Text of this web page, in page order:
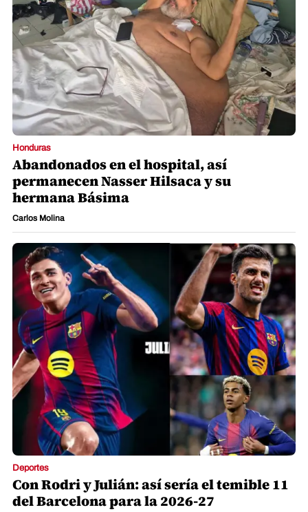
Honduras
Abandonados en el hospital, así
permanecen Nasser Hilsaca y su
hermana Básima
Carlos Molina
Deportes
Con Rodri y Julián: así sería el temible 11
del Barcelona para la 2026-27